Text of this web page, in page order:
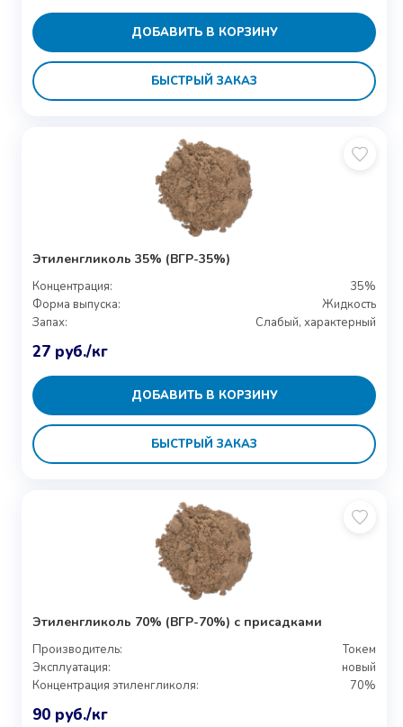
ДОБАВИТЬ В КОРЗИНУ
БЫСТРЫЙ ЗАКАЗ
Этиленгликоль 35% (ВГР-35%)
Концентрация:
35%
Форма выпуска:
Жидкость
Запах:
Слабый, характерный
27 руб./кг
ДОБАВИТЬ В КОРЗИНУ
БЫСТРЫЙ ЗАКАЗ
Этиленгликоль 70% (ВГР-70%) с присадками
Производитель:
Токем
Эксплуатация:
новый
Концентрация этиленгликоля:
70%
90 руб./кг